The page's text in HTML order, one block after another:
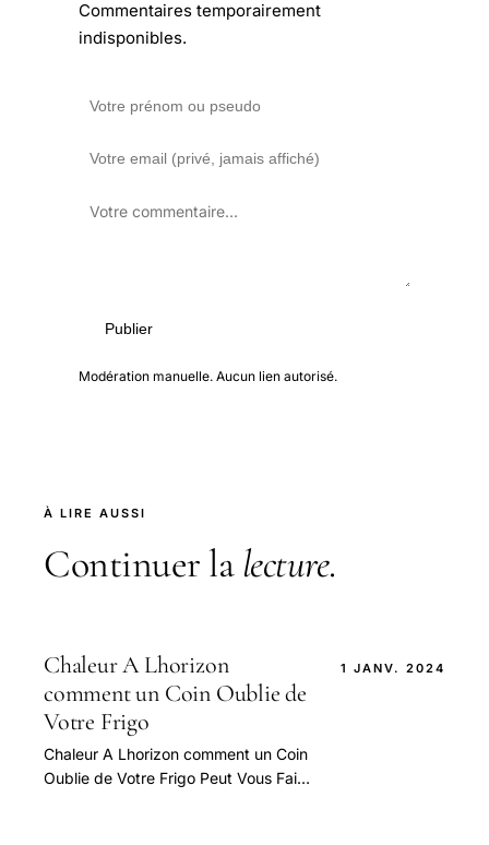
Commentaires temporairement
indisponibles.
Publier
Modération manuelle. Aucun lien autorisé.
À LIRE AUSSI
Continuer la lecture.
Chaleur A Lhorizon
comment un Coin Oublie de
Votre Frigo
Chaleur A Lhorizon comment un Coin
Oublie de Votre Frigo Peut Vous Faire
1 JANV. 2024